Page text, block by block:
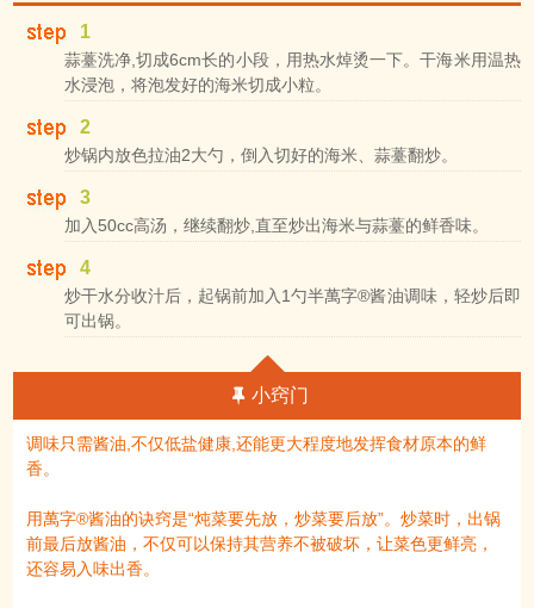
1
蒜薹洗净,切成6cm长的小段，用热水焯烫一下。干海米用温热
水浸泡，将泡发好的海米切成小粒。
2
炒锅内放色拉油2大勺，倒入切好的海米、蒜薹翻炒。
3
加入50cc高汤，继续翻炒,直至炒出海米与蒜薹的鲜香味。
4
炒干水分收汁后，起锅前加入1勺半萬字®酱油调味，轻炒后即
可出锅。
小窍门
调味只需酱油,不仅低盐健康,还能更大程度地发挥食材原本的鲜
香。
用萬字®酱油的诀窍是“炖菜要先放，炒菜要后放”。炒菜时，出锅
前最后放酱油，不仅可以保持其营养不被破坏，让菜色更鲜亮，
还容易入味出香。